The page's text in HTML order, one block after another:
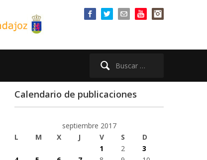
Buscar:
Calendario de publicaciones
septiembre 2017
L
M X J V S
D
1
2
3